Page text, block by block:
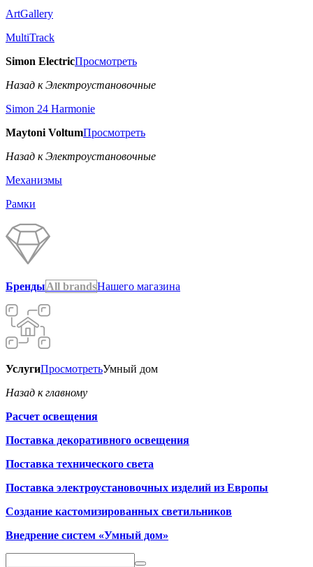
ArtGallery
MultiTrack
Simon ElectricПросмотреть
Назад к Электроустановочные
Simon 24 Harmonie
Maytoni VoltumПросмотреть
Назад к Электроустановочные
Механизмы
Рамки
БрендыAll brandsНашего магазина
УслугиПросмотретьУмный дом
Назад к главному
Расчет освещения
Поставка декоративного освещения
Поставка технического света
Поставка электроустановочных изделий из Европы
Создание кастомизированных светильников
Внедрение систем «Умный дом»